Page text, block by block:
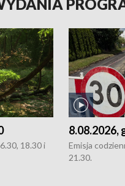
18.30 i
8.08.2026,
Emisja
21.30.